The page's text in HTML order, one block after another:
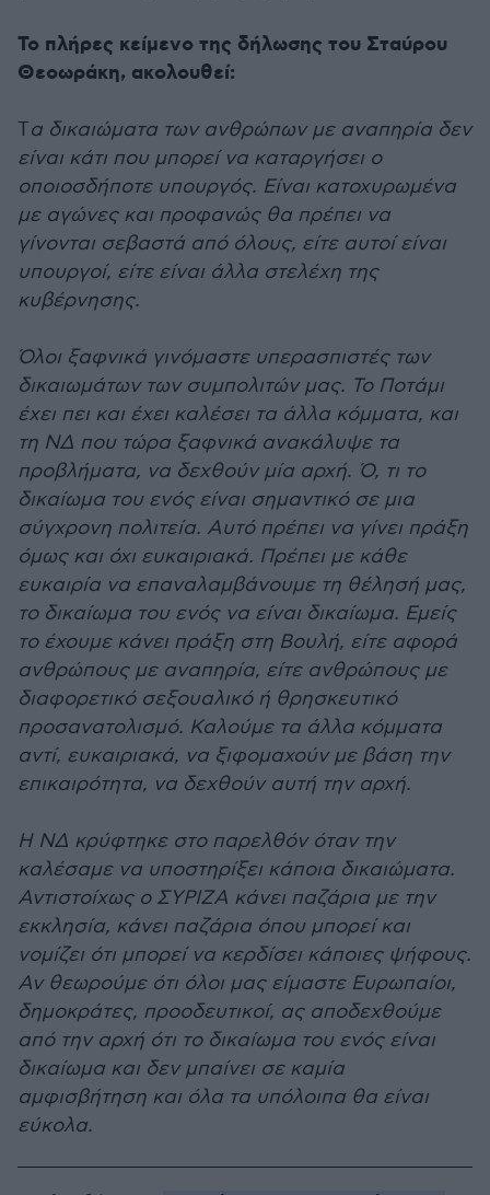
Το πλήρες κείμενο της δήλωσης του Σταύρου
Θεοωράκη, ακολουθεί:
Τα δικαιώματα των ανθρώπων με αναπηρία δεν
είναι κάτι που μπορεί να καταργήσει ο
οποιοσδήποτε υπουργός. Είναι κατοχυρωμένα
με αγώνες και προφανώς θα πρέπει να
γίνονται σεβαστά από όλους, είτε αυτοί είναι
υπουργοί, είτε είναι άλλα στελέχη της
κυβέρνησης.
Όλοι ξαφνικά γινόμαστε υπερασπιστές των
δικαιωμάτων των συμπολιτών μας. Το Ποτάμι
έχει πει και έχει καλέσει τα άλλα κόμματα, και
τη ΝΔ που τώρα ξαφνικά ανακάλυψε τα
προβλήματα, να δεχθούν μία αρχή. Ό, τι το
δικαίωμα του ενός είναι σημαντικό σε μια
σύγχρονη πολιτεία. Αυτό πρέπει να γίνει πράξη
όμως και όχι ευκαιριακά. Πρέπει με κάθε
ευκαιρία να επαναλαμβάνουμε τη θέλησή μας,
το δικαίωμα του ενός να είναι δικαίωμα. Εμείς
το έχουμε κάνει πράξη στη Βουλή, είτε αφορά
ανθρώπους με αναπηρία, είτε ανθρώπους με
διαφορετικό σεξουαλικό ή θρησκευτικό
προσανατολισμό. Καλούμε τα άλλα κόμματα
αντί, ευκαιριακά, να ξιφομαχούν με βάση την
επικαιρότητα, να δεχθούν αυτή την αρχή.
Η ΝΔ κρύφτηκε στο παρελθόν όταν την
καλέσαμε να υποστηρίξει κάποια δικαιώματα.
Αντιστοίχως ο ΣΥΡΙΖΑ κάνει παζάρια με την
εκκλησία, κάνει παζάρια όπου μπορεί και
νομίζει ότι μπορεί να κερδίσει κάποιες ψήφους.
Αν θεωρούμε ότι όλοι μας είμαστε Ευρωπαίοι,
δημοκράτες, προοδευτικοί, ας αποδεχθούμε
από την αρχή ότι το δικαίωμα του ενός είναι
δικαίωμα και δεν μπαίνει σε καμία
αμφισβήτηση και όλα τα υπόλοιπα θα είναι
εύκολα.